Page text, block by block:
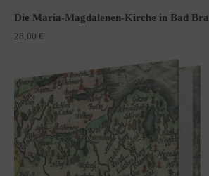
Die Maria-Magdalenen-Kirche in Bad
28,00€